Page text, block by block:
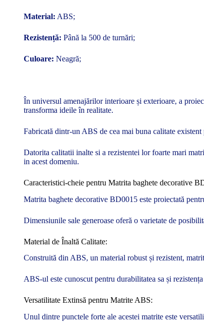
Material: ABS;
Rezistență: Până la 500 de turnări;
Culoare: Neagră;
În universul amenajărilor interioare și exterioare, a
transforma ideile în realitate.
Fabricată dintr-un ABS de cea mai buna calitate
Datorita calitatii inalte si a rezistentei lor foarte mari
in acest domeniu.
Caracteristici-cheie pentru Matrita baghete decorative
Matrita baghete decorative BD0015 este proiectată
Dimensiunile sale generoase oferă o varietate de
Material de Înaltă Calitate:
Construită din ABS, un material robust și rezistent,
ABS-ul este cunoscut pentru durabilitatea sa și
Versatilitate Extinsă pentru Matrite ABS:
Unul dintre punctele forte ale acestei matrite este